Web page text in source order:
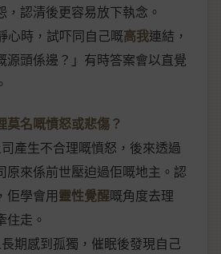
認清後更容易放下執念。
心時，試吓同自己嘅高我連結，
源頭係邊？」有時答案會以直覺
莫名嘅憤怒或悲傷？
產生不合理嘅憤怒，後來透過
原來係前世壓迫過佢嘅地主。認
佢學會用靈性覺醒嘅角度去理
走。
期感到孤獨，催眠後發現自己